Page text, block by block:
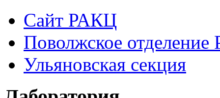
Сайт РАКЦ
Поволжское
Ульяновская секция